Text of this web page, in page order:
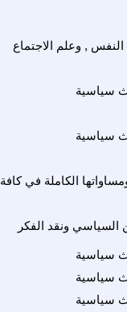
, وعلم الاجتماع
سياسية
سياسية
الكاملة في كافة
السياسي ونقد الفكر
سياسية
سياسية
سياسية